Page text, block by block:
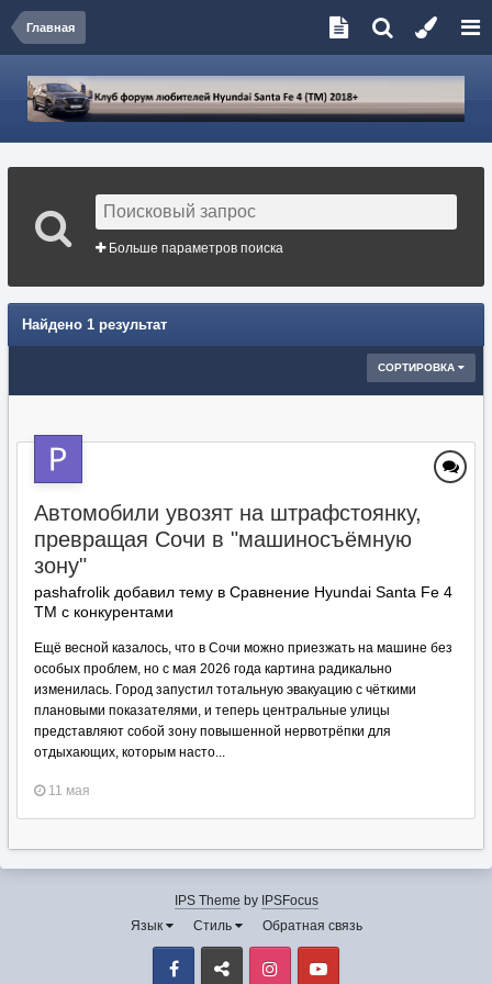
Главная
Больше параметров поиска
Найдено 1 результат
СОРТИРОВКА
Автомобили увозят на штрафстоянку,
превращая Сочи в "машиносъёмную
зону"
pashafrolik добавил тему в Сравнение Hyundai Santa Fe 4
TM с конкурентами
Ещё весной казалось, что в Сочи можно приезжать на машине без
особых проблем, но с мая 2026 года картина радикально
изменилась. Город запустил тотальную эвакуацию с чёткими
плановыми показателями, и теперь центральные улицы
представляют собой зону повышенной нервотрёпки для
отдыхающих, которым насто...
11 мая
IPS Theme by IPSFocus
Язык
Стиль Обратная связь
Facebook VK Instagram